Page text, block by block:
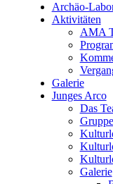
Archäo-
Aktivitäten
AMA
Galerie
Junges Arco
Das
Galerie